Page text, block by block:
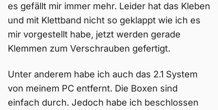
es gefällt mir immer mehr. Leider hat das Kleben
und mit Klettband nicht so geklappt wie ich es
mir vorgestellt habe, jetzt werden gerade
Klemmen zum Verschrauben gefertigt.
Unter anderem habe ich auch das 2.1 System
von meinem PC entfernt. Die Boxen sind
einfach durch. Jedoch habe ich beschlossen